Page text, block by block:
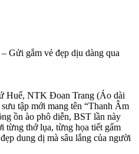
Gửi gắm vẻ đẹp dịu dàng qua
Huế, NTK Đoan Trang (Áo dài
tập mới mang tên “Thanh Âm
ồn ào phô diễn, BST lần này
từng thớ lụa, từng họa tiết gấm
dung dị mà sâu lắng của người